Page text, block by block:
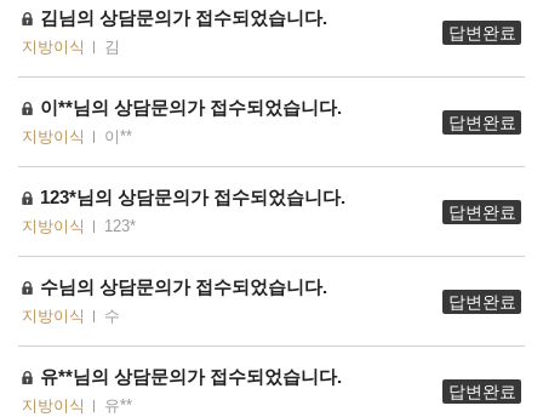
김님의 상담문의가 접수되었습니다.
지방이식 김
답변완료
이**님의 상담문의가 접수되었습니다.
지방이식 이**
답변완료
123*님의 상담문의가 접수되었습니다.
지방이식 123*
답변완료
수님의 상담문의가 접수되었습니다.
지방이식 수
답변완료
유**님의 상담문의가 접수되었습니다.
지방이식 유**
답변완료